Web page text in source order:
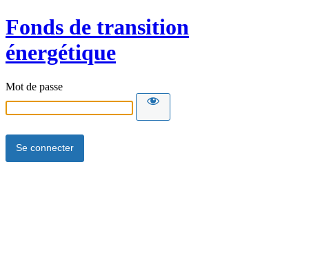
Fonds de transition
énergétique
Mot de passe